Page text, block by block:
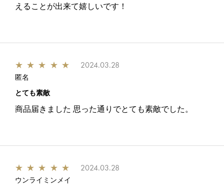
えることが出来て嬉しいです！
★ ★ ★ ★ ★ 2024.03.28
匿名
とても素敵
商品届きました 思った通りでとても素敵でした。
★ ★ ★ ★ ★ 2024.03.28
ウンライミンメイ